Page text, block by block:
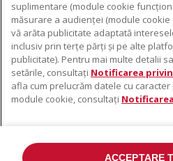
Despre KitchenAid
Istoria mărcii
ODR
PRODUSELE NOASTRE
Electrocasnice mici
Accesorii pentru produse
SUPORT
De unde cumpărați
Localizator centre de service
Contacte
suplimentare (module cookie
măsurare a audienței (module cookie
vă arăta publicitate adaptată
inclusiv prin terțe părți și pe alte
publicitate). Pentru mai multe detalii
setările, consultați Notificarea
afla cum prelucrăm datele cu
module cookie, consultați
ACCEPTARE